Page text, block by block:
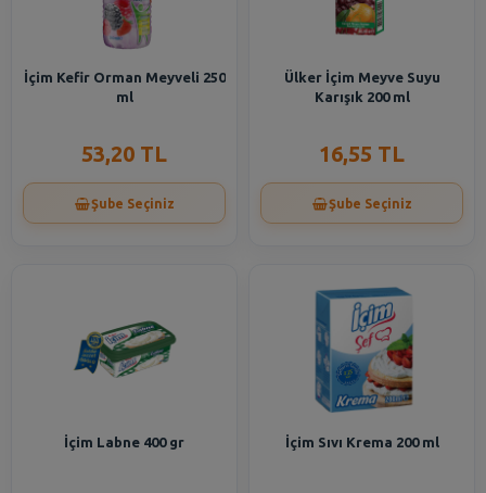
İçim Kefir Orman Meyveli 250
ml
53,20 TL
Şube Seçiniz
Ülker İçim Meyve Suyu
Karışık 200 ml
16,55 TL
Şube Seçiniz
İçim Labne 400 gr İçim Sıvı Krema 200 ml